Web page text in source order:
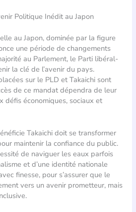
Politique Inédit au Japon
au Japon, dominée par la figure
une période de changements
au Parlement, le Parti libéral-
la clé de l’avenir du pays.
sur le PLD et Takaichi sont
de ce mandat dépendra de leur
défis économiques, sociaux et
Takaichi doit se transformer
maintenir la confiance du public.
de naviguer les eaux parfois
et d’une identité nationale
finesse, pour s’assurer que le
vers un avenir prometteur, mais